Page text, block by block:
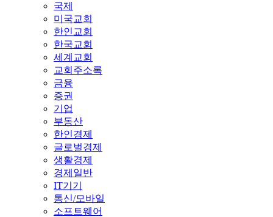
국제
미국교회
한인교회
한국교회
세계교회
교회주소록
금융
증권
기업
부동산
한인경제
글로벌경제
생활경제
경제일반
IT기기
통신/모바일
소프트웨어